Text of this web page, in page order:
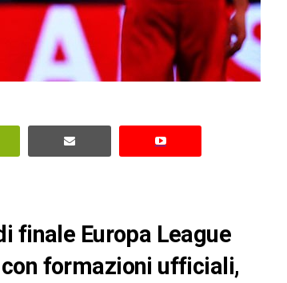
finale Europa League
formazioni ufficiali,